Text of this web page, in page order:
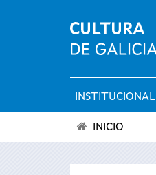
Menú
principal
INSTITUCIONAL
INICIO